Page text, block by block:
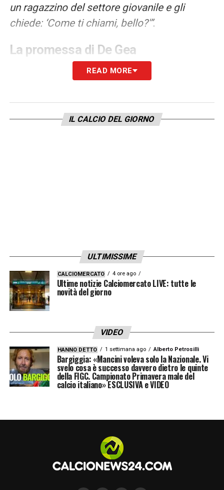
un ragazzino del settore giovanile e gli
chiede: ‘Come ti chiami, bello?'”.
La promessa di De Gea
David De Geaha voluto lasciare il suo
umiltà, ha fatto tanto per questo gruppo“,
ha detto l’estremo difensore.“Un abbraccio
READ MORE
IL CALCIO DEL GIORNO
ULTIMISSIME
CALCIOMERCATO 4 ore ago
Ultime notizie Calciomercato LIVE: tutte le
novità del giorno
VIDEO
HANNO DETTO 1 settimana ago Alberto Petrosilli
Bargiggia: «Mancini voleva solo la Nazionale. Vi
svelo cosa è successo davvero dietro le quinte
della FIGC. Campionato Primavera male del
calcio italiano» ESCLUSIVA e VIDEO